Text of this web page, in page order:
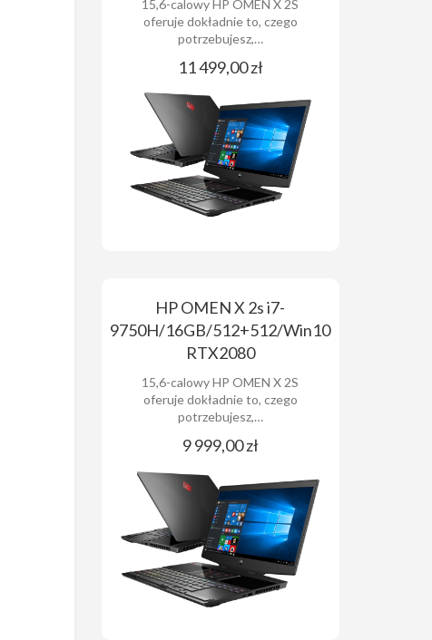
15,6-calowy HP OMEN X 2S
oferuje dokładnie to, czego
potrzebujesz,…
11 499,00 zł
HP OMEN X 2s i7-
9750H/16GB/512+512/Win10
RTX2080
15,6-calowy HP OMEN X 2S
oferuje dokładnie to, czego
potrzebujesz,…
9 999,00 zł